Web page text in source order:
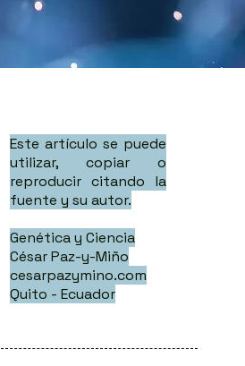
Este artículo se puede
utilizar, copiar o
reproducir citando la
fuente y su autor.
Genética y Ciencia
César Paz-y-Miño
cesarpazymino.com
Quito - Ecuador